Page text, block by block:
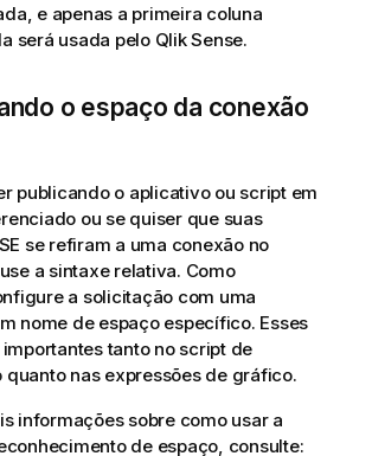
e apenas a primeira coluna
será usada pelo Qlik Sense.
o espaço da conexão
publicando o aplicativo ou script em
ou se quiser que suas
se refiram a uma conexão no
a sintaxe relativa. Como
a solicitação com uma
nome de espaço específico. Esses
tanto no script de
nas expressões de gráfico.
informações sobre como usar a
de espaço, consulte: